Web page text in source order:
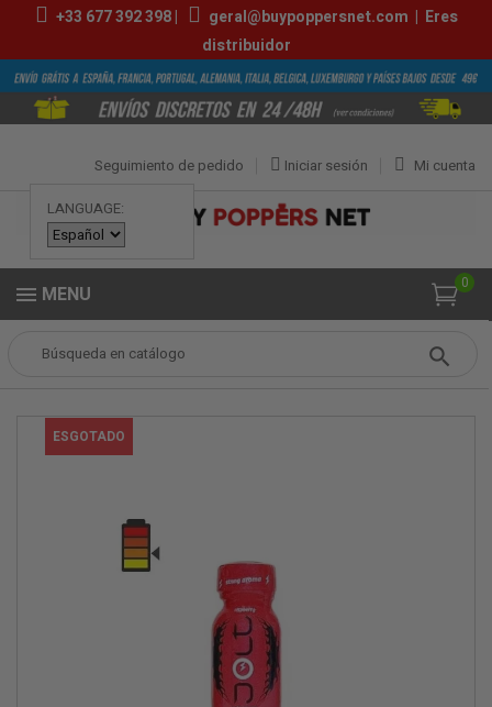
+33 677 392 398| geral@buypoppersnet.com | Eres
distribuidor
LANGUAGE:
Mi cuenta
Iniciar sesión
Seguimiento de pedido
0
MENU
POPPERS PEQUEÑOS
ESGOTADO